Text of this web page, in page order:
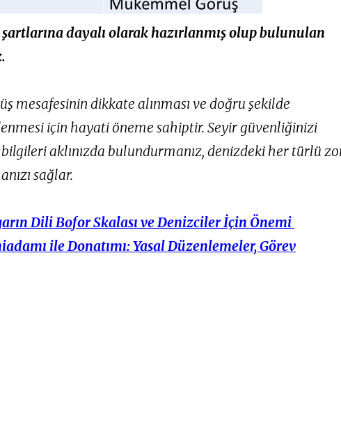
dayalı olarak hazırlanmış olup bulunulan
mesafesinin dikkate alınması ve doğru şekilde
için hayati öneme sahiptir. Seyir güvenliğinizi
aklınızda bulundurmanız, denizdeki her türlü
sağlar.
Dili Bofor Skalası ve Denizciler İçin Önemi
ile Donatımı: Yasal Düzenlemeler, Görev